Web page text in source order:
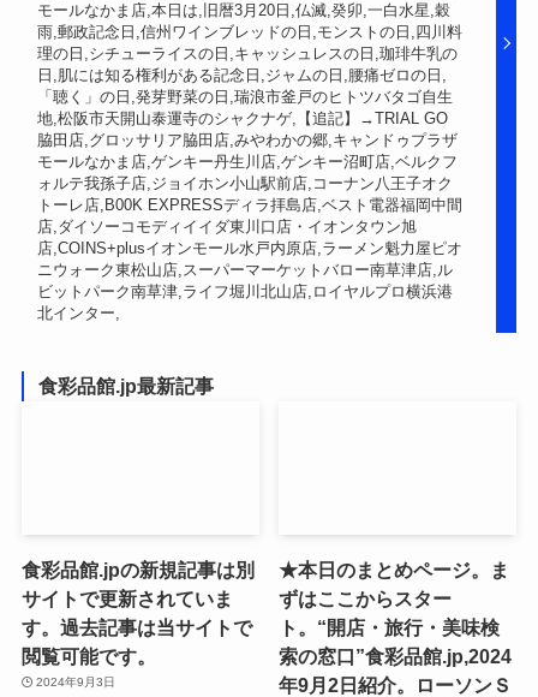
モールなかま店,本日は,旧暦3月20日,仏滅,癸卯,一白水星,穀
雨,郵政記念日,信州ワインブレッドの日,モンストの日,四川料
理の日,シチューライスの日,キャッシュレスの日,珈琲牛乳の
日,肌には知る権利がある記念日,ジャムの日,腰痛ゼロの日,
「聴く」の日,発芽野菜の日,瑞浪市釜戸のヒトツバタゴ自生
地,松阪市天開山泰運寺のシャクナゲ,【追記】→TRIAL GO
脇田店,グロッサリア脇田店,みやわかの郷,キャンドゥプラザ
モールなかま店,ゲンキー丹生川店,ゲンキー沼町店,ベルクフ
ォルテ我孫子店,ジョイホン小山駅前店,コーナン八王子オク
トーレ店,B00K EXPRESSディラ拝島店,ベスト電器福岡中間
店,ダイソーコモディイイダ東川口店・イオンタウン旭
店,COINS+plusイオンモール水戸内原店,ラーメン魁力屋ピオ
ニウォーク東松山店,スーパーマーケットバロー南草津店,ル
ビットパーク南草津,ライフ堀川北山店,ロイヤルプロ横浜港
北インター,
食彩品館.jp最新記事
食彩品館.jpの新規記事は別
サイトで更新されていま
す。過去記事は当サイトで
閲覧可能です。
2024年9月3日
★本日のまとめページ。ま
ずはここからスター
ト。“開店・旅行・美味検
索の窓口”食彩品館.jp,2024
年9月2日紹介。ローソンＳ